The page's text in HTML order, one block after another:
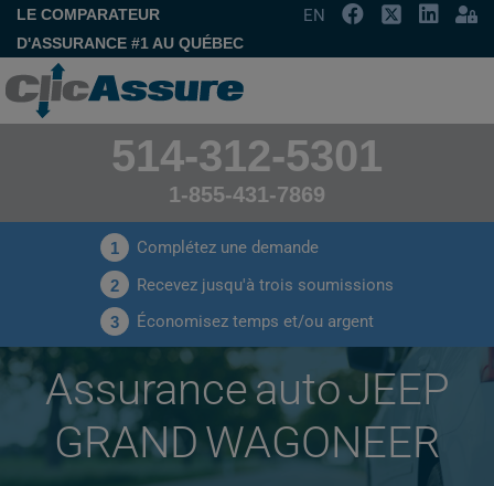
LE COMPARATEUR
D'ASSURANCE #1 AU QUÉBEC
EN
514-312-5301
1-855-431-7869
1 Complétez une demande
2 Recevez jusqu'à trois soumissions
3 Économisez temps et/ou argent
Assurance auto JEEP
GRAND WAGONEER